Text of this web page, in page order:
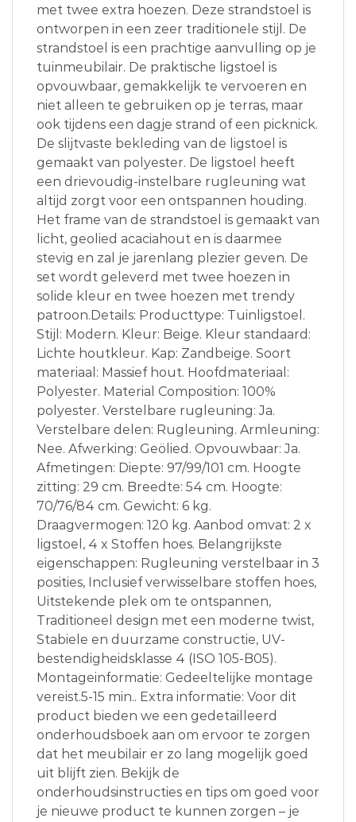
met twee extra hoezen. Deze strandstoel is
ontworpen in een zeer traditionele stijl. De
strandstoel is een prachtige aanvulling op je
tuinmeubilair. De praktische ligstoel is
opvouwbaar, gemakkelijk te vervoeren en
niet alleen te gebruiken op je terras, maar
ook tijdens een dagje strand of een picknick.
De slijtvaste bekleding van de ligstoel is
gemaakt van polyester. De ligstoel heeft
een drievoudig-instelbare rugleuning wat
altijd zorgt voor een ontspannen houding.
Het frame van de strandstoel is gemaakt van
licht, geolied acaciahout en is daarmee
stevig en zal je jarenlang plezier geven. De
set wordt geleverd met twee hoezen in
solide kleur en twee hoezen met trendy
patroon.Details: Producttype: Tuinligstoel.
Stijl: Modern. Kleur: Beige. Kleur standaard:
Lichte houtkleur. Kap: Zandbeige. Soort
materiaal: Massief hout. Hoofdmateriaal:
Polyester. Material Composition: 100%
polyester. Verstelbare rugleuning: Ja.
Verstelbare delen: Rugleuning. Armleuning:
Nee. Afwerking: Geölied. Opvouwbaar: Ja.
Afmetingen: Diepte: 97/99/101 cm. Hoogte
zitting: 29 cm. Breedte: 54 cm. Hoogte:
70/76/84 cm. Gewicht: 6 kg.
Draagvermogen: 120 kg. Aanbod omvat: 2 x
ligstoel, 4 x Stoffen hoes. Belangrijkste
eigenschappen: Rugleuning verstelbaar in 3
posities, Inclusief verwisselbare stoffen hoes,
Uitstekende plek om te ontspannen,
Traditioneel design met een moderne twist,
Stabiele en duurzame constructie, UV-
bestendigheidsklasse 4 (ISO 105-B05).
Montageinformatie: Gedeeltelijke montage
vereist.5-15 min.. Extra informatie: Voor dit
product bieden we een gedetailleerd
onderhoudsboek aan om ervoor te zorgen
dat het meubilair er zo lang mogelijk goed
uit blijft zien. Bekijk de
onderhoudsinstructies en tips om goed voor
je nieuwe product te kunnen zorgen – je